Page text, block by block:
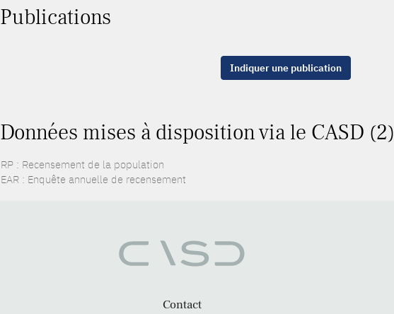
Publications
Indiquer une publication
Données mises à disposition via le CASD (2)
RP : Recensement de la population
EAR : Enquête annuelle de recensement
Contact